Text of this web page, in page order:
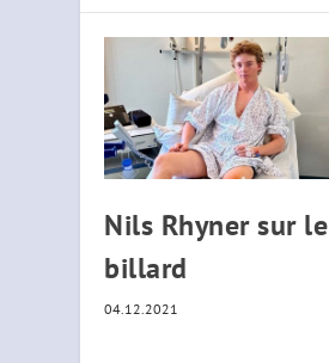
Nils Rhyner sur le
billard
04.12.2021